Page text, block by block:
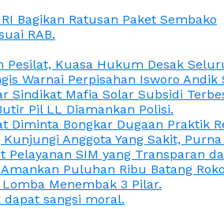
Bagikan Ratusan Paket Sembako
RAB.
Kuasa Hukum Desak
Warnai Perpisahan Isworo Andik
Sindikat Mafia Solar Subsidi
Pil LL Diamankan Polisi.
Diminta Bongkar Dugaan Praktik
Anggota Yang Sakit,
Pelayanan SIM yang Transparan
Puluhan Ribu Batang
Menembak 3 Pilar.
sangsi moral.